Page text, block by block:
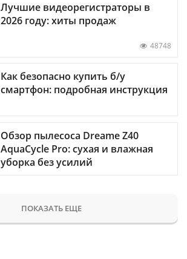
Лучшие видеорегистраторы в
2026 году: хиты продаж
48748
Как безопасно купить б/у
смартфон: подробная инструкция
Обзор пылесоса Dreame Z40
AquaCycle Pro: сухая и влажная
уборка без усилий
ПОКАЗАТЬ ЕЩЕ